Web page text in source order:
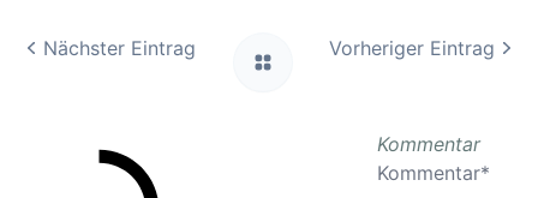
Nächster Eintrag Vorheriger Eintrag
Kommentar